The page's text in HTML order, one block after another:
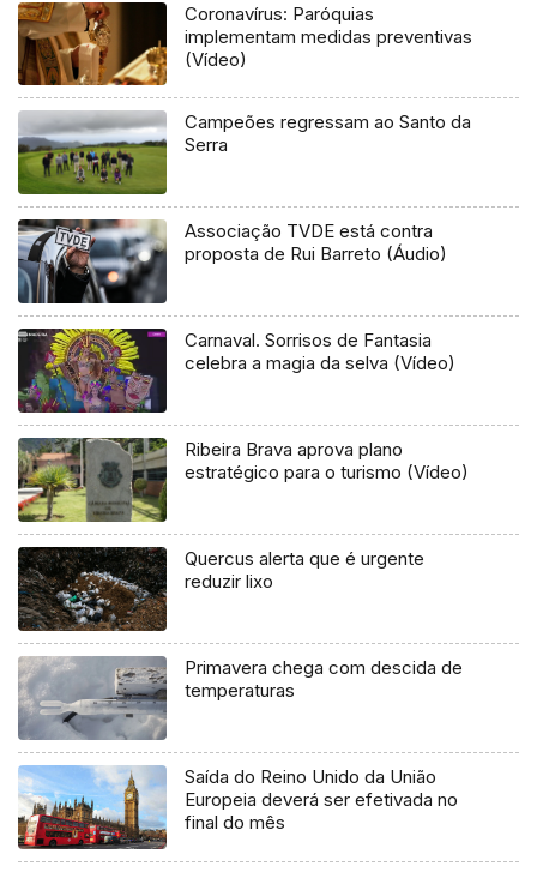
Coronavírus: Paróquias
implementam medidas preventivas
(Vídeo)
Campeões regressam ao Santo da
Serra
Associação TVDE está contra
proposta de Rui Barreto (Áudio)
Carnaval. Sorrisos de Fantasia
celebra a magia da selva (Vídeo)
Ribeira Brava aprova plano
estratégico para o turismo (Vídeo)
Quercus alerta que é urgente
reduzir lixo
Primavera chega com descida de
temperaturas
Saída do Reino Unido da União
Europeia deverá ser efetivada no
final do mês